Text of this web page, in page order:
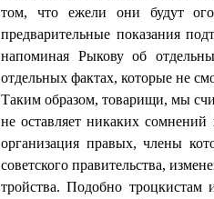
том, что ежели они будут
предварительные показания
напоминая Рыкову об
отдельных фактах, которые не
Таким образом, товарищи, мы
не оставляет никаких сомнений
организация правых, члены
советского правительства,
тройства. Подобно